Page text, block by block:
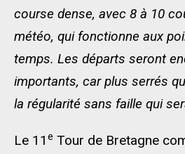
course dense, avec 8 à 10
météo, qui fonctionne aux
temps. Les départs seront
importants, car plus serrés
la régularité sans faille qui
Le 11 e Tour de Bretagne